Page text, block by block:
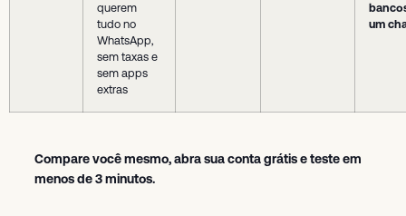
querem
tudo no
WhatsApp,
sem taxas e
sem apps
extras
um
Compare você mesmo, abra sua conta grátis e teste em
menos de 3 minutos.